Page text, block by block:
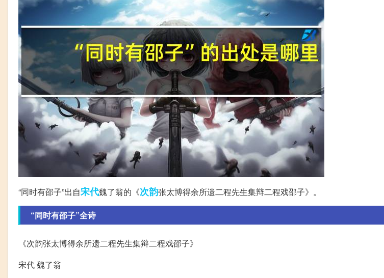
“同时有邵子”出自宋代魏了翁的《次韵张太博得余所遗二程先生集辩二程戏邵子》。
“同时有邵子”全诗
《次韵张太博得余所遗二程先生集辩二程戏邵子》
宋代 魏了翁